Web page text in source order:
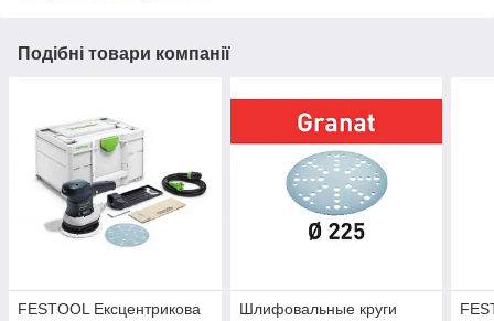
Подібні товари компанії
FESTOOL Ексцентрикова
Шлифовальные круги